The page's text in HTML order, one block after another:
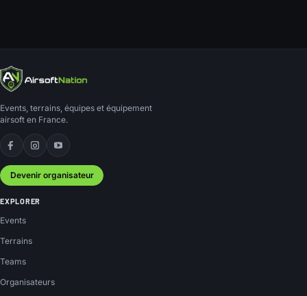
Events, terrains, équipes et équipement
airsoft en France.
Facebook
Instagram
YouTube
Devenir organisateur
EXPLORER
Events
Terrains
Teams
Organisateurs